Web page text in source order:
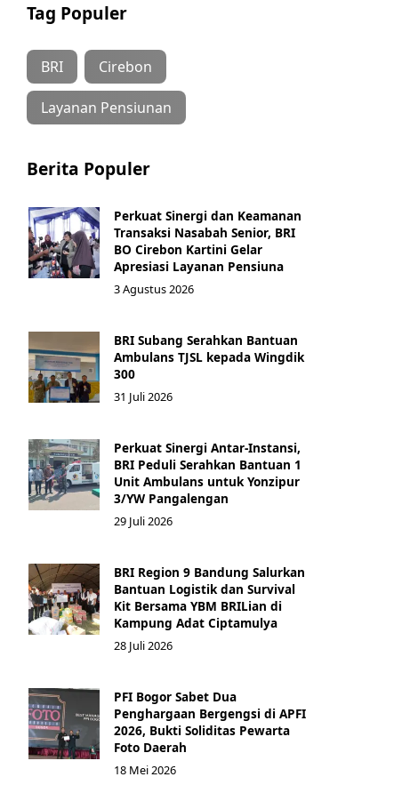
Tag Populer
BRI Cirebon
Layanan Pensiunan
Berita Populer
Perkuat Sinergi dan Keamanan
Transaksi Nasabah Senior, BRI
BO Cirebon Kartini Gelar
Apresiasi Layanan Pensiuna
3 Agustus 2026
BRI Subang Serahkan Bantuan
Ambulans TJSL kepada Wingdik
300
31 Juli 2026
Perkuat Sinergi Antar-Instansi,
BRI Peduli Serahkan Bantuan 1
Unit Ambulans untuk Yonzipur
3/YW Pangalengan
29 Juli 2026
BRI Region 9 Bandung Salurkan
Bantuan Logistik dan Survival
Kit Bersama YBM BRILian di
Kampung Adat Ciptamulya
28 Juli 2026
PFI Bogor Sabet Dua
Penghargaan Bergengsi di APFI
2026, Bukti Soliditas Pewarta
Foto Daerah
18 Mei 2026